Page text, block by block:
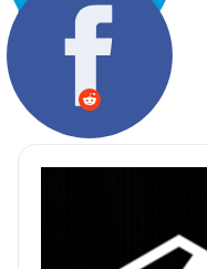
Paylaş: